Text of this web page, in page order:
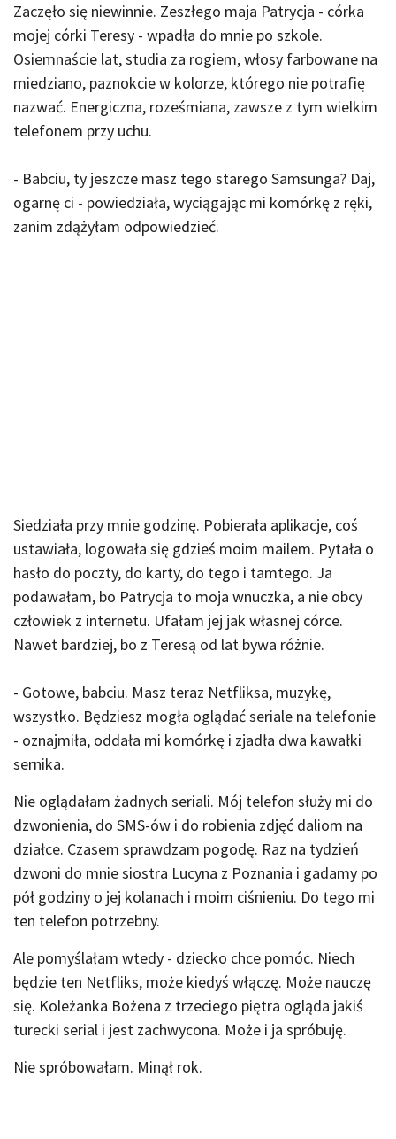
Zaczęło się niewinnie. Zeszłego maja Patrycja - córka
mojej córki Teresy - wpadła do mnie po szkole.
Osiemnaście lat, studia za rogiem, włosy farbowane na
miedziano, paznokcie w kolorze, którego nie potrafię
nazwać. Energiczna, roześmiana, zawsze z tym wielkim
telefonem przy uchu.
- Babciu, ty jeszcze masz tego starego Samsunga? Daj,
ogarnę ci - powiedziała, wyciągając mi komórkę z ręki,
zanim zdążyłam odpowiedzieć.
Siedziała przy mnie godzinę. Pobierała aplikacje, coś
ustawiała, logowała się gdzieś moim mailem. Pytała o
hasło do poczty, do karty, do tego i tamtego. Ja
podawałam, bo Patrycja to moja wnuczka, a nie obcy
człowiek z internetu. Ufałam jej jak własnej córce.
Nawet bardziej, bo z Teresą od lat bywa różnie.
- Gotowe, babciu. Masz teraz Netfliksa, muzykę,
wszystko. Będziesz mogła oglądać seriale na telefonie
- oznajmiła, oddała mi komórkę i zjadła dwa kawałki
sernika.
Nie oglądałam żadnych seriali. Mój telefon służy mi do
dzwonienia, do SMS-ów i do robienia zdjęć daliom na
działce. Czasem sprawdzam pogodę. Raz na tydzień
dzwoni do mnie siostra Lucyna z Poznania i gadamy po
pół godziny o jej kolanach i moim ciśnieniu. Do tego mi
ten telefon potrzebny.
Ale pomyślałam wtedy - dziecko chce pomóc. Niech
będzie ten Netfliks, może kiedyś włączę. Może nauczę
się. Koleżanka Bożena z trzeciego piętra ogląda jakiś
turecki serial i jest zachwycona. Może i ja spróbuję.
Nie spróbowałam. Minął rok.